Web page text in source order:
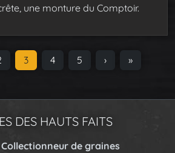
une monture du Comptoir.
C
e
3
P
4
P
5 › »
DES HAUTS FAITS
Collectionneur de graines